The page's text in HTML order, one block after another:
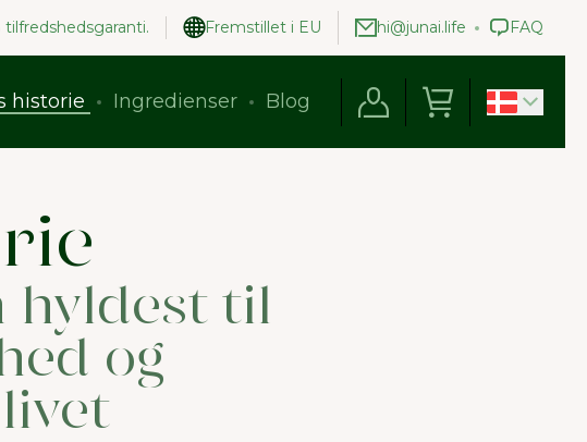
tilfredshedsgaranti. Fremstillet i EU hi@junai.life FAQ
historie Ingredienser Blog
hyldest til
og